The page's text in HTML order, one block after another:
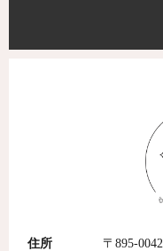
住所
〒895-0042